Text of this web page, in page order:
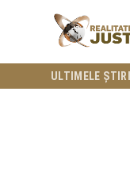
ULTIMELE ȘTIRI